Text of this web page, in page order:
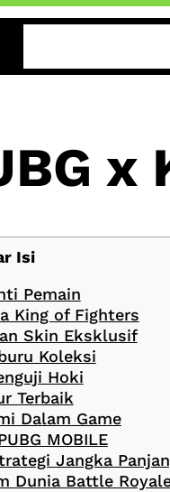
x
Isi
Pemain
King of Fighters
Skin Eksklusif
Koleksi
Hoki
Terbaik
Dalam Game
MOBILE
Jangka
Dunia Battle